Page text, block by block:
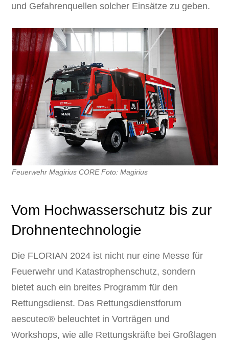
und Gefahrenquellen solcher Einsätze zu geben.
Feuerwehr Magirius CORE Foto: Magirius
Vom Hochwasserschutz bis zur
Drohnentechnologie
Die FLORIAN 2024 ist nicht nur eine Messe für
Feuerwehr und Katastrophenschutz, sondern
bietet auch ein breites Programm für den
Rettungsdienst. Das Rettungsdienstforum
aescutec® beleuchtet in Vorträgen und
Workshops, wie alle Rettungskräfte bei Großlagen